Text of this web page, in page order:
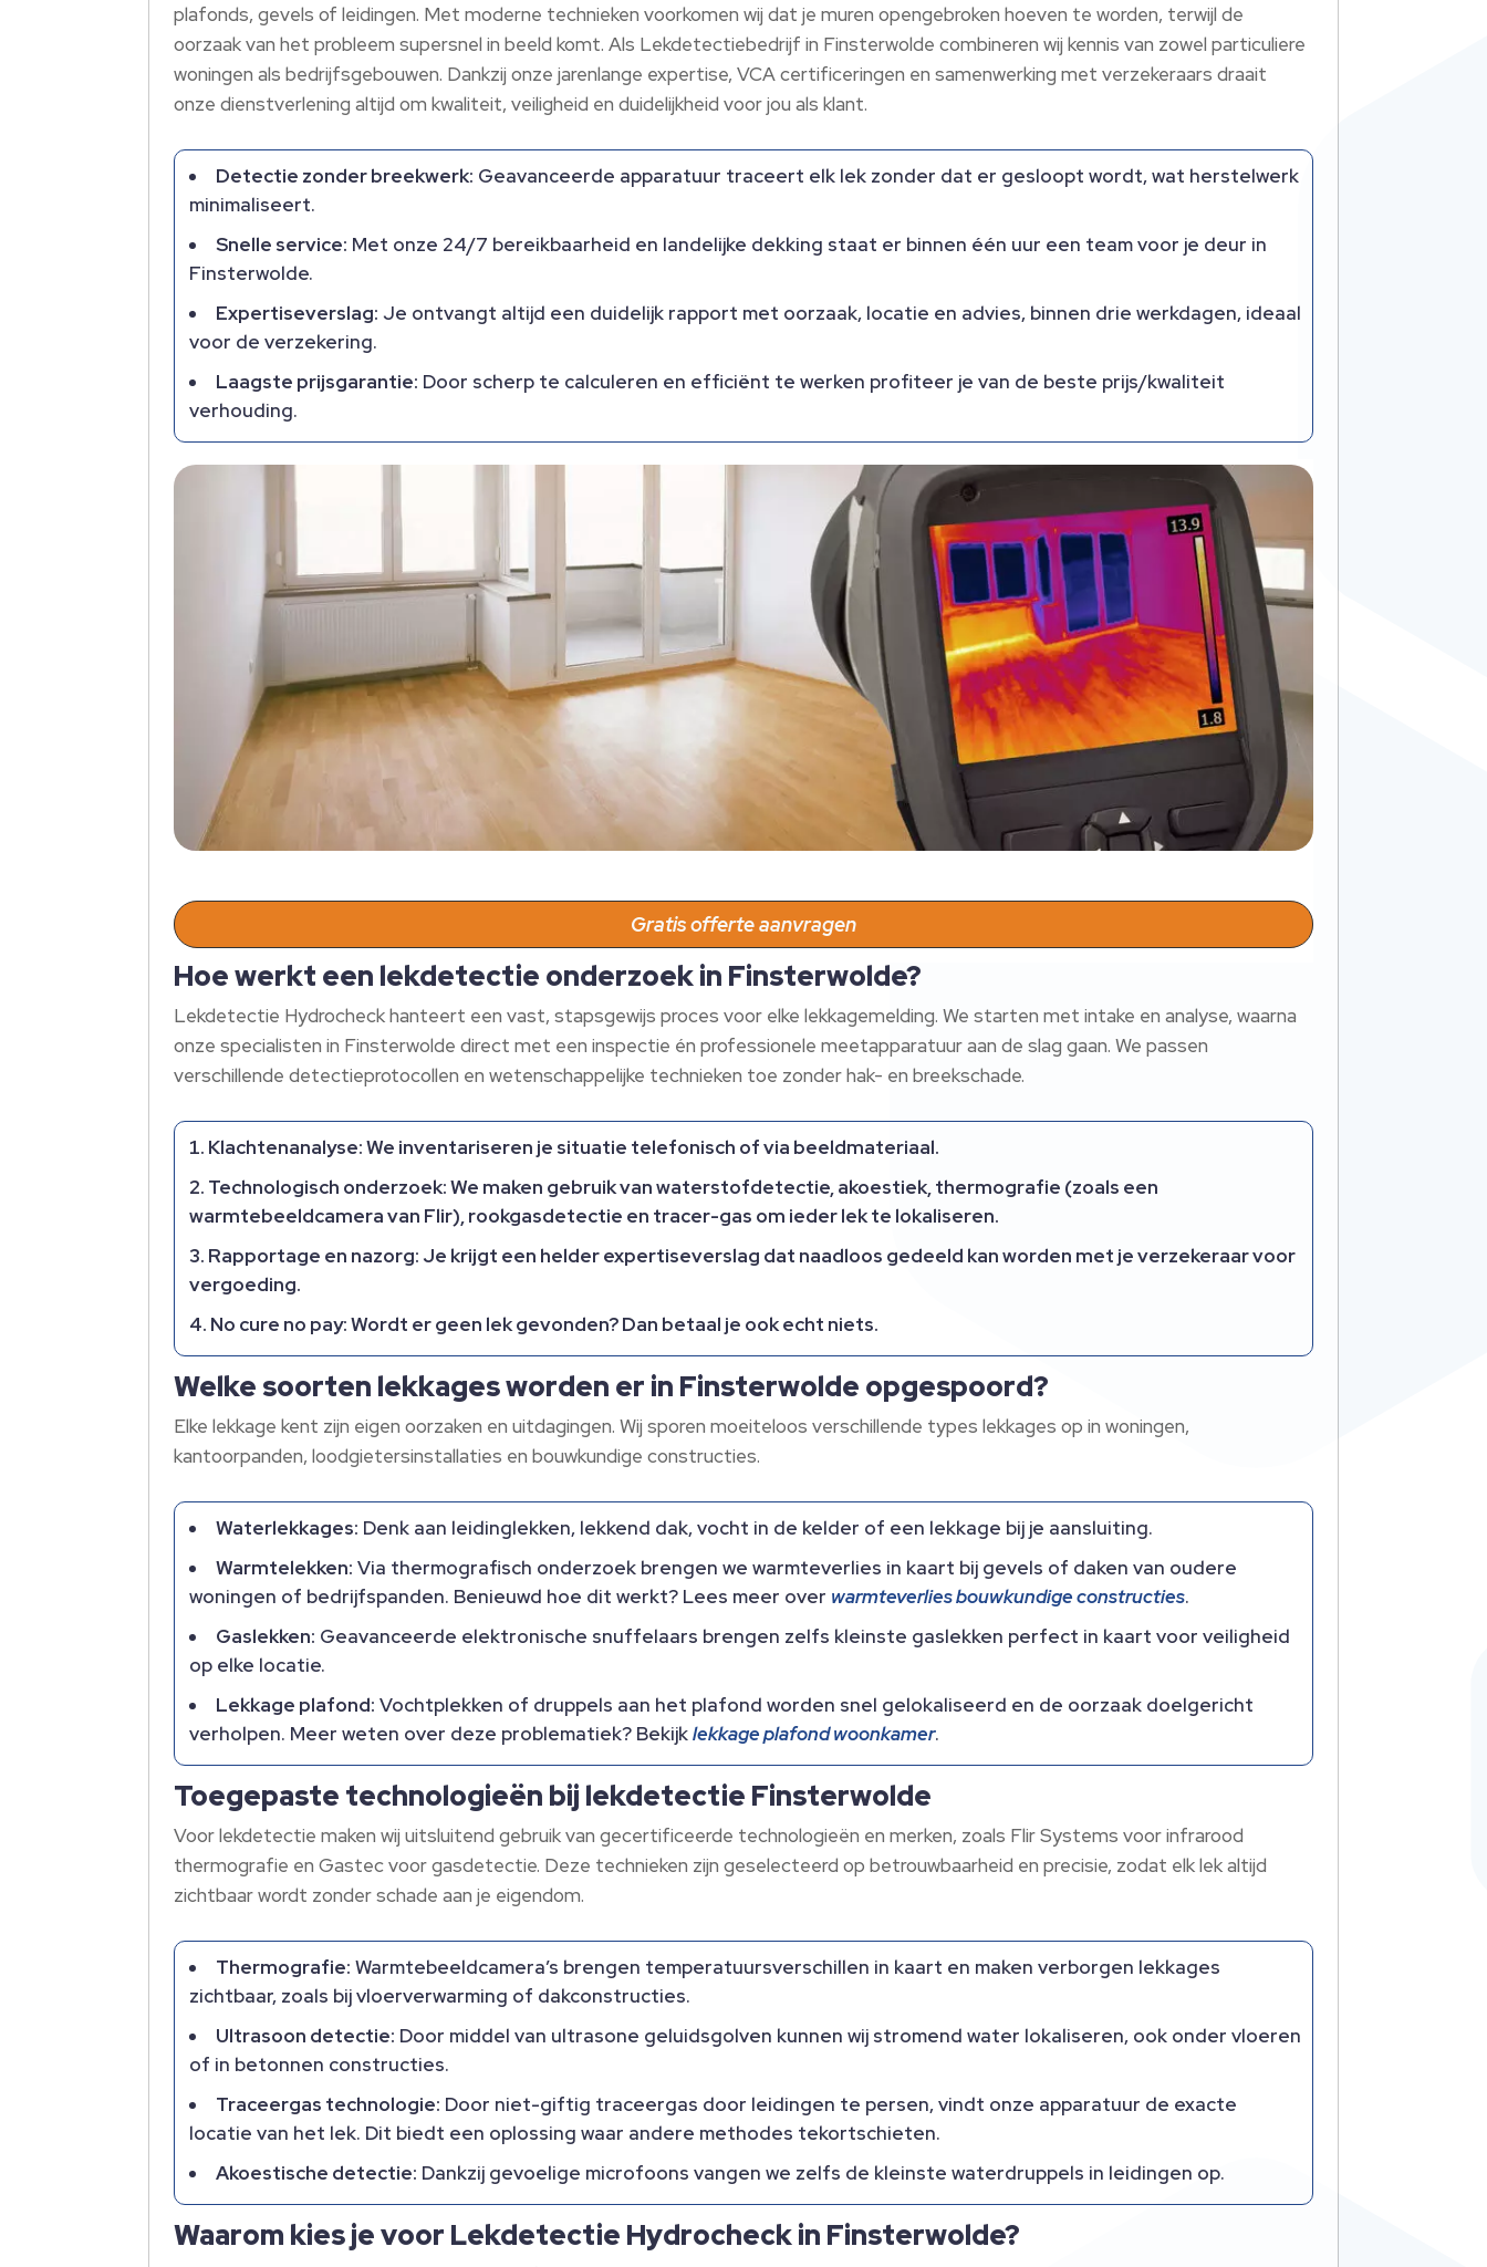
plafonds, gevels of leidingen. Met moderne technieken voorkomen wij dat je muren opengebroken hoeven te worden, terwijl de
oorzaak van het probleem supersnel in beeld komt. Als Lekdetectiebedrijf in Finsterwolde combineren wij kennis van zowel particuliere
woningen als bedrijfsgebouwen. Dankzij onze jarenlange expertise, VCA certificeringen en samenwerking met verzekeraars draait
onze dienstverlening altijd om kwaliteit, veiligheid en duidelijkheid voor jou als klant.
Detectie zonder breekwerk: Geavanceerde apparatuur traceert elk lek zonder dat er gesloopt wordt, wat herstelwerk
minimaliseert.
Snelle service: Met onze 24/7 bereikbaarheid en landelijke dekking staat er binnen één uur een team voor je deur in
Finsterwolde.
Expertiseverslag: Je ontvangt altijd een duidelijk rapport met oorzaak, locatie en advies, binnen drie werkdagen, ideaal
voor de verzekering.
Laagste prijsgarantie: Door scherp te calculeren en efficiënt te werken profiteer je van de beste prijs/kwaliteit
verhouding.
Gratis offerte aanvragen
Hoe werkt een lekdetectie onderzoek in Finsterwolde?
Lekdetectie Hydrocheck hanteert een vast, stapsgewijs proces voor elke lekkagemelding. We starten met intake en analyse, waarna
onze specialisten in Finsterwolde direct met een inspectie én professionele meetapparatuur aan de slag gaan. We passen
verschillende detectieprotocollen en wetenschappelijke technieken toe zonder hak- en breekschade.
Klachtenanalyse:We inventariseren je situatie telefonisch of via beeldmateriaal.
Technologisch onderzoek:We maken gebruik van waterstofdetectie, akoestiek, thermografie (zoals een
warmtebeeldcamera van Flir), rookgasdetectie en tracer-gas om ieder lek te lokaliseren.
Rapportage en nazorg: Je krijgt een helder expertiseverslag dat naadloos gedeeld kan worden met je verzekeraar voor
vergoeding.
No cure no pay:Wordt er geen lek gevonden? Dan betaal je ook echt niets.
Welke soorten lekkages worden er in Finsterwolde opgespoord?
Elke lekkage kent zijn eigen oorzaken en uitdagingen. Wij sporen moeiteloos verschillende types lekkages op in woningen,
kantoorpanden, loodgietersinstallaties en bouwkundige constructies.
Waterlekkages: Denk aan leidinglekken, lekkend dak, vocht in de kelder of een lekkage bij je aansluiting.
Warmtelekken: Via thermografisch onderzoek brengen we warmteverlies in kaart bij gevels of daken van oudere
woningen of bedrijfspanden. Benieuwd hoe dit werkt? Lees meer over warmteverlies bouwkundige constructies.
Gaslekken: Geavanceerde elektronische snuffelaars brengen zelfs kleinste gaslekken perfect in kaart voor veiligheid
op elke locatie.
Lekkage plafond: Vochtplekken of druppels aan het plafond worden snel gelokaliseerd en de oorzaak doelgericht
verholpen. Meer weten over deze problematiek? Bekijklekkage plafond woonkamer.
Toegepaste technologieën bij lekdetectie Finsterwolde
Voor lekdetectie maken wij uitsluitend gebruik van gecertificeerde technologieën en merken, zoals Flir Systems voor infrarood
thermografie en Gastec voor gasdetectie. Deze technieken zijn geselecteerd op betrouwbaarheid en precisie, zodat elk lek altijd
zichtbaar wordt zonder schade aan je eigendom.
Thermografie: Warmtebeeldcamera’s brengen temperatuursverschillen in kaart en maken verborgen lekkages
zichtbaar, zoals bij vloerverwarming of dakconstructies.
Ultrasoon detectie: Door middel van ultrasone geluidsgolven kunnen wij stromend water lokaliseren, ook onder vloeren
of in betonnen constructies.
Traceergas technologie: Door niet-giftig traceergas door leidingen te persen, vindt onze apparatuur de exacte
locatie van het lek. Dit biedt een oplossing waar andere methodes tekortschieten.
Akoestische detectie: Dankzij gevoelige microfoons vangen we zelfs de kleinste waterdruppels in leidingen op.
Waarom kies je voor Lekdetectie Hydrocheck in Finsterwolde?